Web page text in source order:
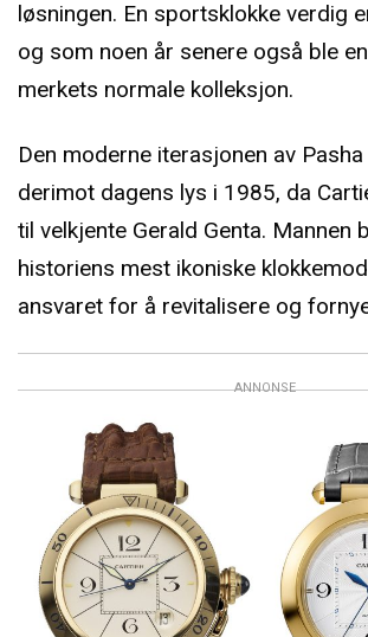
løsningen. En sportsklokke verdig
og som noen år senere også ble
merkets normale kolleksjon.
Den moderne iterasjonen av
derimot dagens lys i 1985, da
til velkjente Gerald Genta. Mannen
historiens mest ikoniske
ansvaret for å revitalisere og
ANNONSE